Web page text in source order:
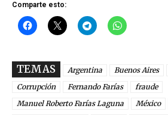
Comparte esto:
TEMAS Argentina Buenos Aires
Corrupción
Fernando Farías
fraude
Manuel Roberto Farías Laguna
México